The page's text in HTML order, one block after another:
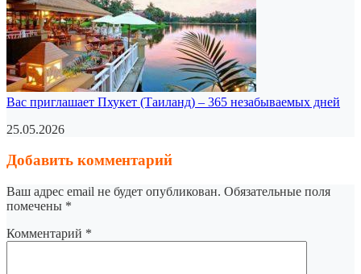
Вас приглашает Пхукет (Таиланд) – 365 незабываемых дней
25.05.2026
Добавить комментарий
Ваш адрес email не будет опубликован. Обязательные поля
помечены *
Комментарий *